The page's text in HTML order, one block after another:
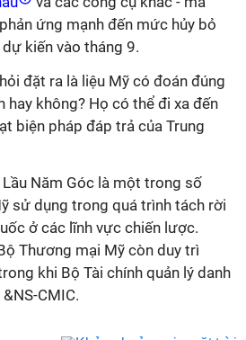
ứng mạnh đến mức hủy bỏ
kiến vào tháng 9.
đặt ra là liệu Mỹ có đoán đúng
hay không? Họ có thể đi xa đến
biện pháp đáp trả của Trung
Năm Góc là một trong số
sử dụng trong quá trình tách rời
ở các lĩnh vực chiến lược.
Thương mại Mỹ còn duy trì
khi Bộ Tài chính quản lý danh
&NS-CMIC.